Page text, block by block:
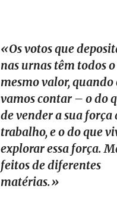
«Os votos que
nas urnas têm todos o
mesmo valor, quando
vamos contar – o do
de vender a sua força
trabalho, e o do que
explorar essa força.
feitos de diferentes
matérias.»